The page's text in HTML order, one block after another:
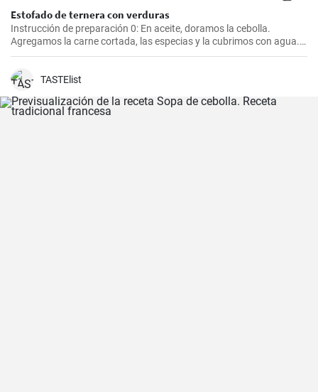
Estofado de ternera con verduras
Instrucción de preparación 0: En aceite, doramos la cebolla.
Agregamos la carne cortada, las especias y la cubrimos con agua.
Cocinamos hasta que esté tierna. Luego, agregamos las verduras,
agregamos la crema y dejamos que hierva.
TASTElist